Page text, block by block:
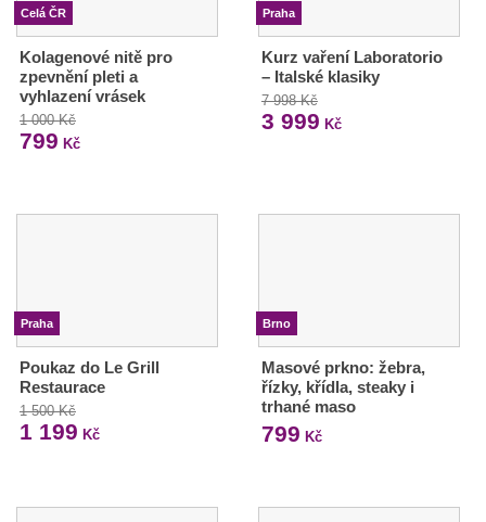
Celá ČR
Kolagenové nitě pro
zpevnění pleti a
vyhlazení vrásek
1 000 Kč
799 Kč
Praha
Kurz vaření Laboratorio
– Italské klasiky
7 998 Kč
3 999 Kč
Praha
Poukaz do Le Grill
Restaurace
1 500 Kč
1 199 Kč
Brno
Masové prkno: žebra,
řízky, křídla, steaky i
trhané maso
799 Kč